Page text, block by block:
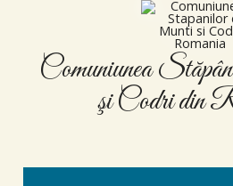
Comuniunea
şi Codri din